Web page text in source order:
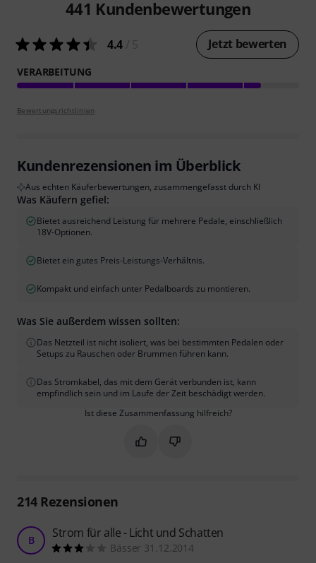
441 Kundenbewertungen
4.4 Jetzt bewerten
VERARBEITUNG
Bewertungsrichtlinien
Kundenrezensionen im Überblick
Aus echten Käuferbewertungen, zusammengefasst durch KI
Was Käufern gefiel:
Bietet ausreichend Leistung für mehrere Pedale, einschließlich
18V-Optionen.
Bietet ein gutes Preis-Leistungs-Verhältnis.
Kompakt und einfach unter Pedalboards zu montieren.
Was Sie außerdem wissen sollten:
Das Netzteil ist nicht isoliert, was bei bestimmten Pedalen oder
Setups zu Rauschen oder Brummen führen kann.
Das Stromkabel, das mit dem Gerät verbunden ist, kann
empfindlich sein und im Laufe der Zeit beschädigt werden.
Ist diese Zusammenfassung hilfreich?
Markieren Sie diese
Markieren Sie diese
214Rezensionen
B Strom für alle - Licht und Schatten
Bässer 31.12.2014